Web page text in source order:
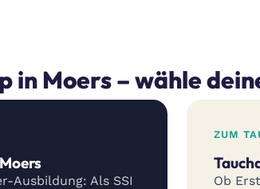
in Moers – wähle
Ausbildung: Als SSI
ZUM
Ob